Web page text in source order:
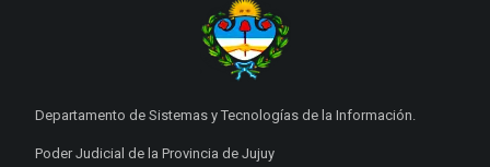
Departamento de Sistemas y Tecnologías de la Información.
Poder Judicial de la Provincia de Jujuy